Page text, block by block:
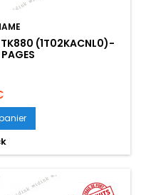
TK880 (1T02KACNL0)-